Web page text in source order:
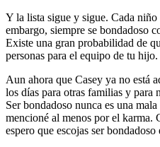
Y la lista sigue y sigue. Cada niño
embargo, siempre se bondadoso
Existe una gran probabilidad de
personas para el equipo de tu
Aun ahora que Casey ya no está
los días para otras familias y para
Ser bondadoso nunca es una
mencioné al menos por el karma.
espero que escojas ser